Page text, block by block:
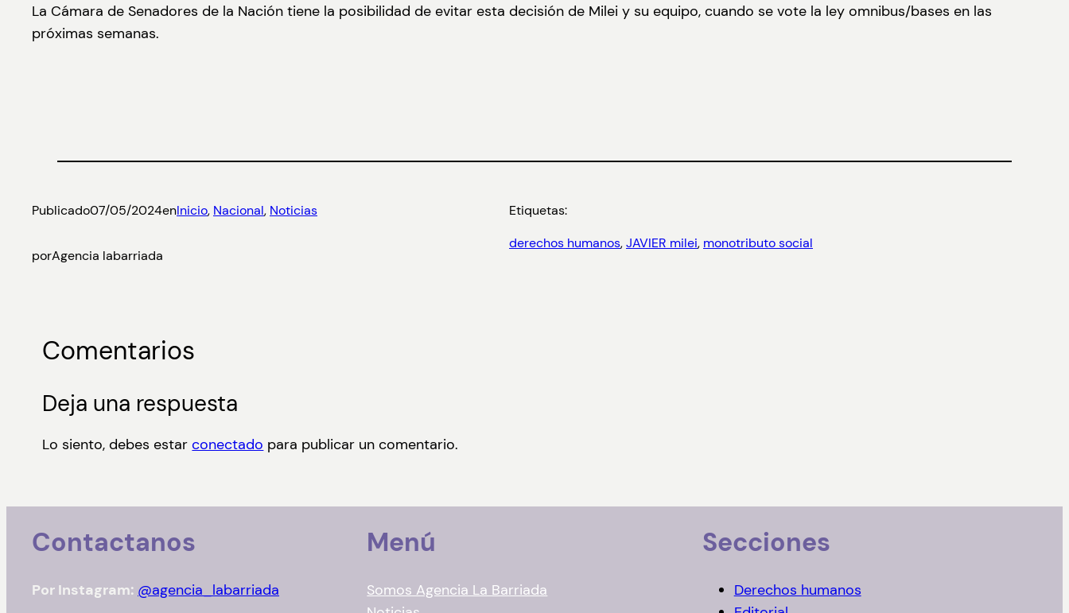
La Cámara de Senadores de la Nación tiene la posibilidad de evitar esta decisión de Milei y su equipo, cuando se vote la ley omnibus/bases en las
próximas semanas.
Publicado07/05/2024enInicio, Nacional, Noticias
porAgencia labarriada
Etiquetas:
derechos humanos, JAVIER milei, monotributo social
Comentarios
Deja una respuesta
Lo siento, debes estarconectado para publicar un comentario.
Contactanos
Por Instagram: @agencia_labarriada
Menú
Somos Agencia La Barriada
Secciones
Derechos humanos